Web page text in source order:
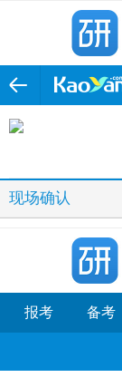
现场确认
报考 备考